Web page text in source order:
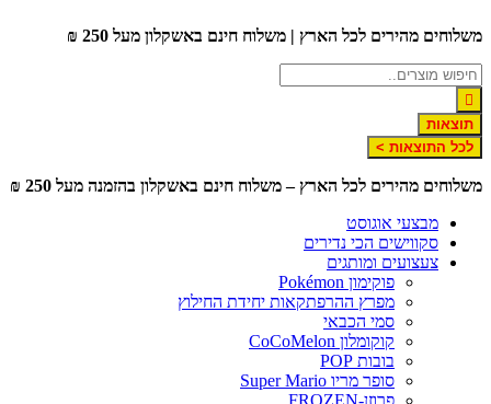
לתוכן
משלוחים מהירים לכל הארץ | משלוח חינם באשקלון מעל 250 ₪
תוצאות
לכל התוצאות >
משלוחים מהירים לכל הארץ – משלוח חינם באשקלון בהזמנה מעל 250 ₪
מבצעי אוגוסט
סקווישים הכי נדירים
צעצועים ומותגים
פוקימון Pokémon
מפרץ ההרפתקאות יחידת החילוץ
סמי הכבאי
קוקומלון CoCoMelon
בובות POP
סופר מריו Super Mario
פרוזן-FROZEN